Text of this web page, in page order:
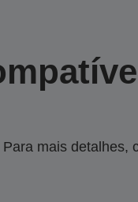
mais detalhes,